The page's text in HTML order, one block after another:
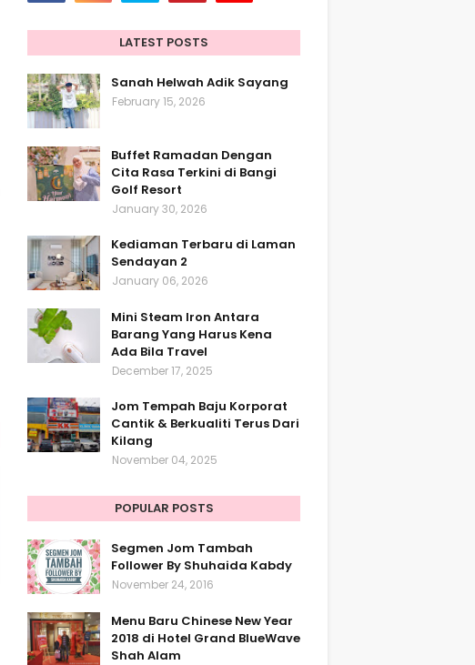
LATEST POSTS
Sanah Helwah Adik Sayang
February 15, 2026
Buffet Ramadan Dengan
Cita Rasa Terkini di Bangi
Golf Resort
January 30, 2026
Kediaman Terbaru di Laman
Sendayan 2
January 06, 2026
Mini Steam Iron Antara
Barang Yang Harus Kena
Ada Bila Travel
December 17, 2025
Jom Tempah Baju Korporat
Cantik & Berkualiti Terus Dari
Kilang
November 04, 2025
POPULAR POSTS
Segmen Jom Tambah
Follower By Shuhaida Kabdy
November 24, 2016
Menu Baru Chinese New Year
2018 di Hotel Grand BlueWave
Shah Alam